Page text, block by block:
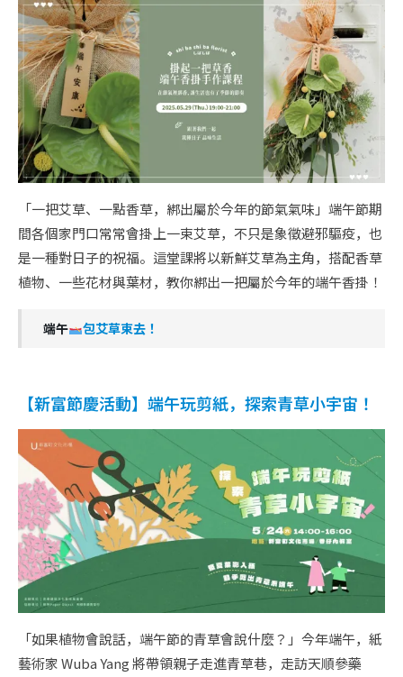
「一把艾草、一點香草，綁出屬於今年的節氣氣味」端午節期
間各個家門口常常會掛上一束艾草，不只是象徵避邪驅疫，也
是一種對日子的祝福。這堂課將以新鮮艾草為主角，搭配香草
植物、一些花材與葉材，教你綁出一把屬於今年的端午香掛！
端午 包艾草束去！
【新富節慶活動】端午玩剪紙，探索青草小宇宙！
「如果植物會說話，端午節的青草會說什麼？」今年端午，紙
藝術家 Wuba Yang 將帶領親子走進青草巷，走訪天順參藥